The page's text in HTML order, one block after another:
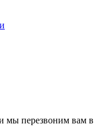
мы перезвоним вам в